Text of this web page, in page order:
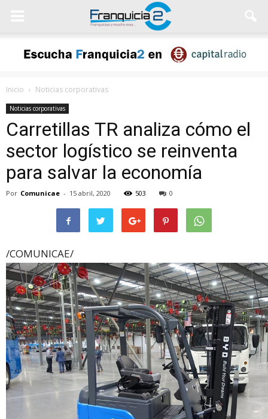
Inicio Noticias corporativas
Noticias corporativas
Carretillas TR analiza cómo el
sector logístico se reinventa
para salvar la economía
Por Comunicae - 15 abril, 2020 503 0
/COMUNICAE/